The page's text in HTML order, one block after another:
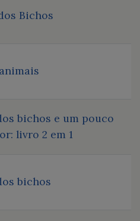
Bichos
bichos e um pouco
livro 2 em 1
bichos